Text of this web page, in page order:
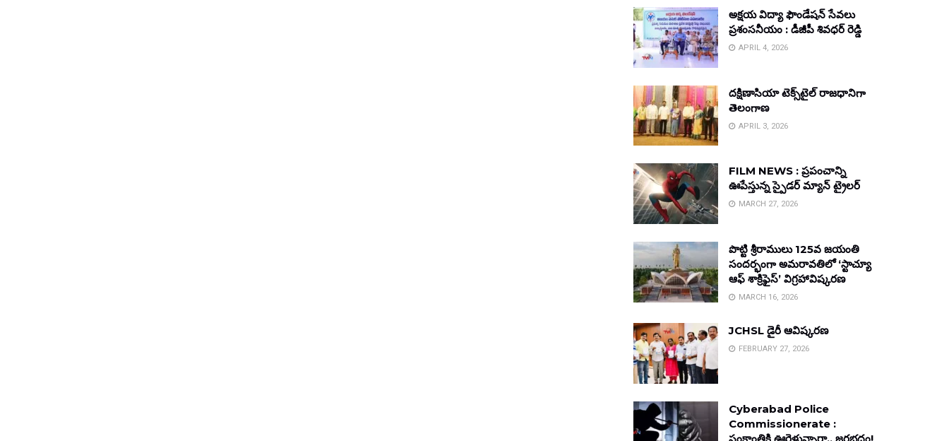
అక్షయ విద్యా ఫౌండేషన్ సేవలు
ప్రశంసనీయం : డీజీపీ శివధర్ రెడ్డి
APRIL 4, 2026
దక్షిణాసియా టెక్స్‌టైల్ రాజధానిగా
తెలంగాణ
APRIL 3, 2026
FILM NEWS : ప్రపంచాన్ని
ఊపేస్తున్న స్పైడర్ మ్యాన్ ట్రైలర్
MARCH 27, 2026
పొట్టి శ్రీరాములు 125వ జయంతి
సందర్భంగా అమరావతిలో ‘స్టాచ్యూ
ఆఫ్ శాక్రిఫైస్’ విగ్రహావిష్కరణ
MARCH 16, 2026
JCHSL డైరీ ఆవిష్కరణ
FEBRUARY 27, 2026
Cyberabad Police
Commissionerate :